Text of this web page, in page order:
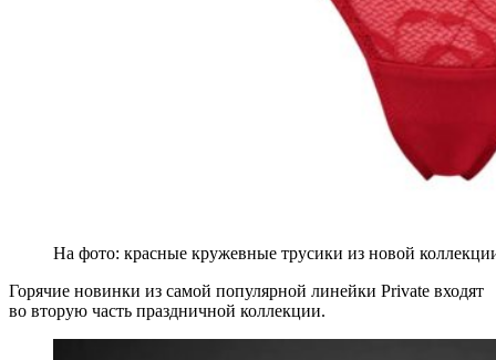
На фото: красные кружевные трусики из новой
Горячие новинки из самой популярной линейки Private входят
во вторую часть праздничной коллекции.